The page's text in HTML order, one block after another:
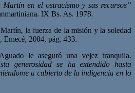
Martín en el ostracismo y sus recursos”
IX Bs. As. 1978.
la fuerza de la misión y la soledad
Emecé, 2004, pág. 433.
le aseguró una vejez tranquila.
generosidad se ha extendido hasta
a cubierto de la indigencia en lo